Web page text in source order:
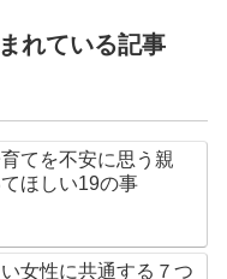
れている記事
てを不安に思う親
ほしい19の事
女性に共通する７つ